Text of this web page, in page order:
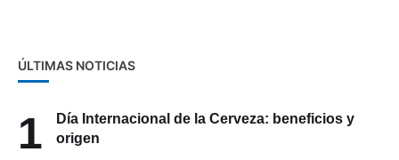
ÚLTIMAS NOTICIAS
1
Día Internacional de la Cerveza: beneficios y
origen